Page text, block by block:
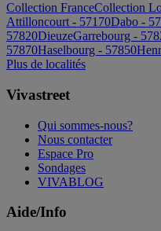
Collection FranceCollection
Attilloncourt - 57170Dabo -
57820DieuzeGarrebourg -
57870Haselbourg - 57850
Plus de localités
Vivastreet
Qui sommes-nous?
Nous contacter
Espace Pro
Sondages
VIVABLOG
Aide/Info